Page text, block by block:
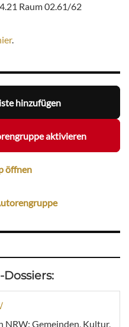
Raum 02.​61/​62
.
hinzufügen
aktivieren
öffnen
NRW: Gemeinden, Kultur,